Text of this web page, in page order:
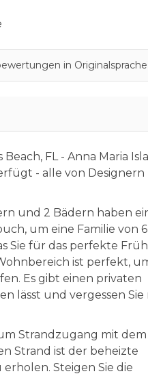
in Originalsprache
FL - Anna Maria
- alle von Designern
und 2 Bädern haben
um eine Familie von 6
Sie für das perfekte
ist perfekt,
Es gibt einen privaten
lässt und vergessen
Strandzugang mit dem
Strand ist der beheizte
Steigen Sie die